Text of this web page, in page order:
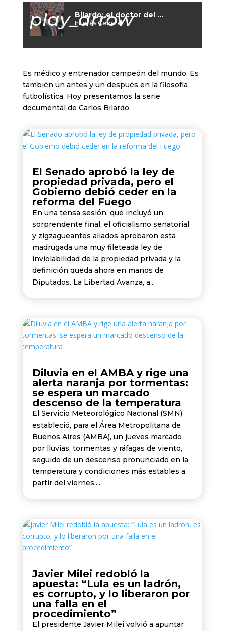
play_arrow Bilardo: el doctor del fútbol
Interés General
Es médico y entrenador campeón del mundo. Es
también un antes y un después en la filosofía
futbolística. Hoy presentamos la serie
documental de Carlos Bilardo.
El Senado aprobó la ley de
propiedad privada, pero el
Gobierno debió ceder en la
reforma del Fuego
En una tensa sesión, que incluyó un
sorprendente final, el oficialismo senatorial
y zigzagueantes aliados aprobaron esta
madrugada una muy fileteada ley de
inviolabilidad de la propiedad privada y la
definición queda ahora en manos de
Diputados. La Libertad Avanza, a...
Diluvia en el AMBA y rige una
alerta naranja por tormentas:
se espera un marcado
descenso de la temperatura
El Servicio Meteorológico Nacional (SMN)
estableció, para el Área Metropolitana de
Buenos Aires (AMBA), un jueves marcado
por lluvias, tormentas y ráfagas de viento,
seguido de un descenso pronunciado en la
temperatura y condiciones más estables a
partir del viernes....
Javier Milei redobló la
apuesta: “Lula es un ladrón,
es corrupto, y lo liberaron por
una falla en el
procedimiento”
El presidente Javier Milei volvió a apuntar